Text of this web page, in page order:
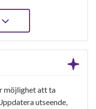
möjlighet att ta
utseende,